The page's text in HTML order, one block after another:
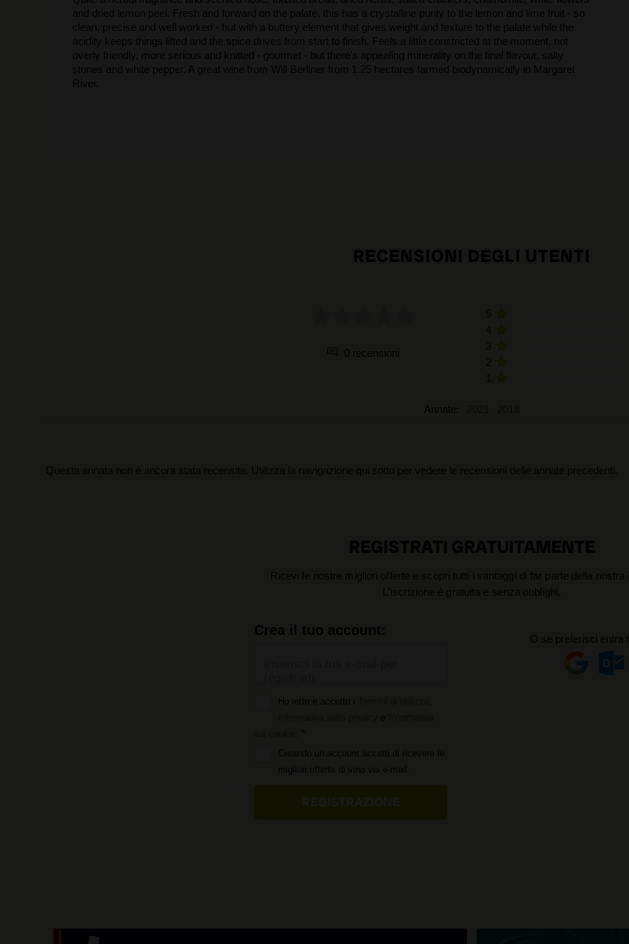
and dried lemon peel. Fresh and forward on the palate, this has a crystalline purity to the lemon and lime fruit - so
clean, precise and well worked - but with a buttery element that gives weight and texture to the palate while the
acidity keeps things lifted and the spice drives from start to finish. Feels a little constricted at the moment, not
overly friendly, more serious and knitted - gourmet - but there's appealing minerality on the final flavour, salty
stones and white pepper. A great wine from Will Berliner from 1.25 hectares farmed biodynamically in Margaret
River.
RECENSIONI DEGLI UTENTI
0 recensioni
Annate:
Questa annata non è ancora stata recensita. Utilizza la navigazione qui sotto per vedere le recensioni delle annate precedenti.
REGISTRATI GRATUITAMENTE
Ricevi le nostre migliori offerte e scopri tutti i vantaggi di far parte della nostra
L'iscrizione è gratuita e senza obblighi.
Crea il tuo account:
Ho letto e accetto i
Creando un account accetti di ricevere le
migliori offerte di vino via e-mail.
O se preferisci entra